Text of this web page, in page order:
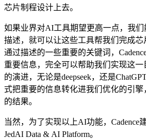
芯片制程设计上去。
如果业界对AI工具期望更高一点，我
描述，就可以让这些工具帮我们完成芯
通过描述的一些重要的关键词，
重要信息，完全可以帮助我们实现这
的演进，无论是deepseek，还是
式把重要的信息转化进我们优化的引
的结果。
当然，为了实现以上AI功能，Cadence
JedAI Data & AI Platform。